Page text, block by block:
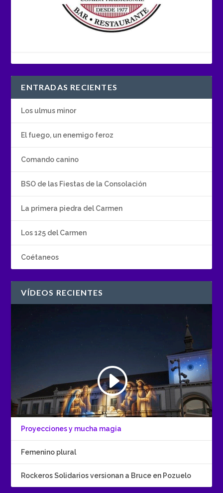
ENTRADAS RECIENTES
Los ulmus minor
El fuego, un enemigo feroz
Comando canino
BSO de las Fiestas de la Consolación
La primera piedra del Carmen
Los 125 del Carmen
Coétaneos
VÍDEOS RECIENTES
Proyecciones y mucha magia
Femenino plural
Rockeros Solidarios versionan a Bruce en Pozuelo